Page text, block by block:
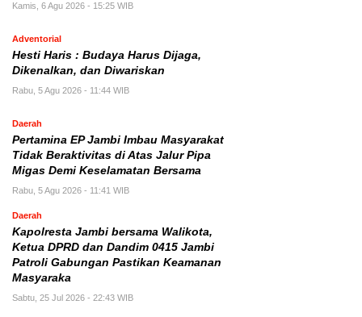
Kamis, 6 Agu 2026 - 15:25 WIB
Adventorial
Hesti Haris : Budaya Harus Dijaga,
Dikenalkan, dan Diwariskan
Rabu, 5 Agu 2026 - 11:44 WIB
Daerah
Pertamina EP Jambi Imbau Masyarakat
Tidak Beraktivitas di Atas Jalur Pipa
Migas Demi Keselamatan Bersama
Rabu, 5 Agu 2026 - 11:41 WIB
Daerah
Kapolresta Jambi bersama Walikota,
Ketua DPRD dan Dandim 0415 Jambi
Patroli Gabungan Pastikan Keamanan
Masyaraka
Sabtu, 25 Jul 2026 - 22:43 WIB